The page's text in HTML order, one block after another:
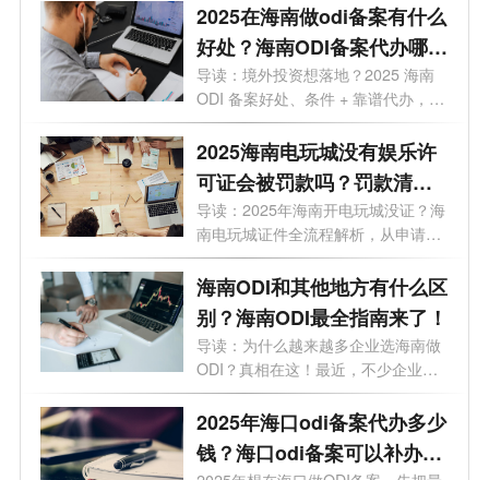
2025在海南做odi备案有什么
好处？海南ODI备案代办哪家
靠谱？一文了解
导读：境外投资想落地？2025 海南
ODI 备案好处、条件 + 靠谱代办，全
给你整...
2025海南电玩城没有娱乐许
可证会被罚款吗？罚款清单
+避坑指南
导读：2025年海南开电玩城没证？海
南电玩城证件全流程解析，从申请到
拿证...
海南ODI和其他地方有什么区
别？海南ODI最全指南来了！
导读：为什么越来越多企业选海南做
ODI？真相在这！最近，不少企业老
板正在...
2025年海口odi备案代办多少
钱？海口odi备案可以补办